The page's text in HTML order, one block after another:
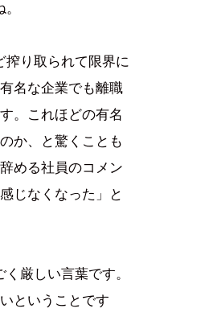
搾り取られて限界に
名な企業でも離職
。これほどの有名
か、と驚くことも
める社員のコメン
じなくなった」と
厳しい言葉です。
ということです